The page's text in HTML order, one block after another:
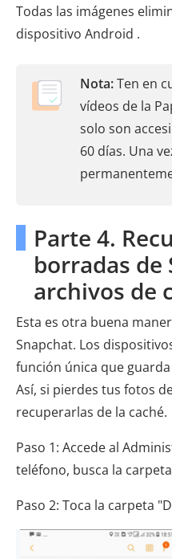
Todas las imágenes
dispositivo Android .
Nota:Ten en
vídeos de la
solo son
60 días. Una
Parte 4.
borradas de
archivos de
Esta es otra buena
Snapchat. Los
función única que
Así, si pierdes tus fotos
recuperarlas de la caché.
Paso 1: Accede al
teléfono, busca la
Paso 2: Toca la carpeta